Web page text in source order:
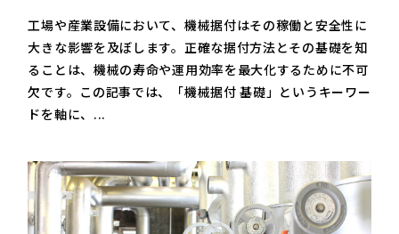
工場や産業設備において、機械据付はその稼働と安全性に
大きな影響を及ぼします。正確な据付方法とその基礎を知
ることは、機械の寿命や運用効率を最大化するために不可
欠です。この記事では、「機械据付 基礎」というキーワー
ドを軸に、...